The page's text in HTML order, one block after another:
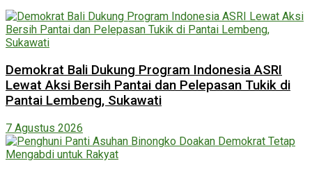
Demokrat Bali Dukung Program Indonesia ASRI
Lewat Aksi Bersih Pantai dan Pelepasan Tukik di
Pantai Lembeng, Sukawati
7 Agustus 2026